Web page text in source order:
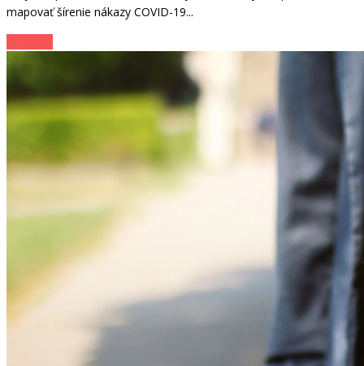
mapovať šírenie nákazy COVID-19...